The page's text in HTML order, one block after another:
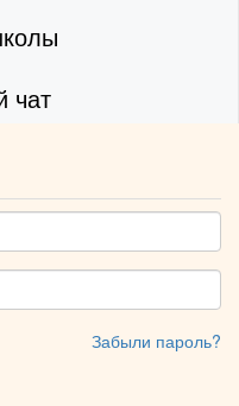
чат
Забыли пароль?